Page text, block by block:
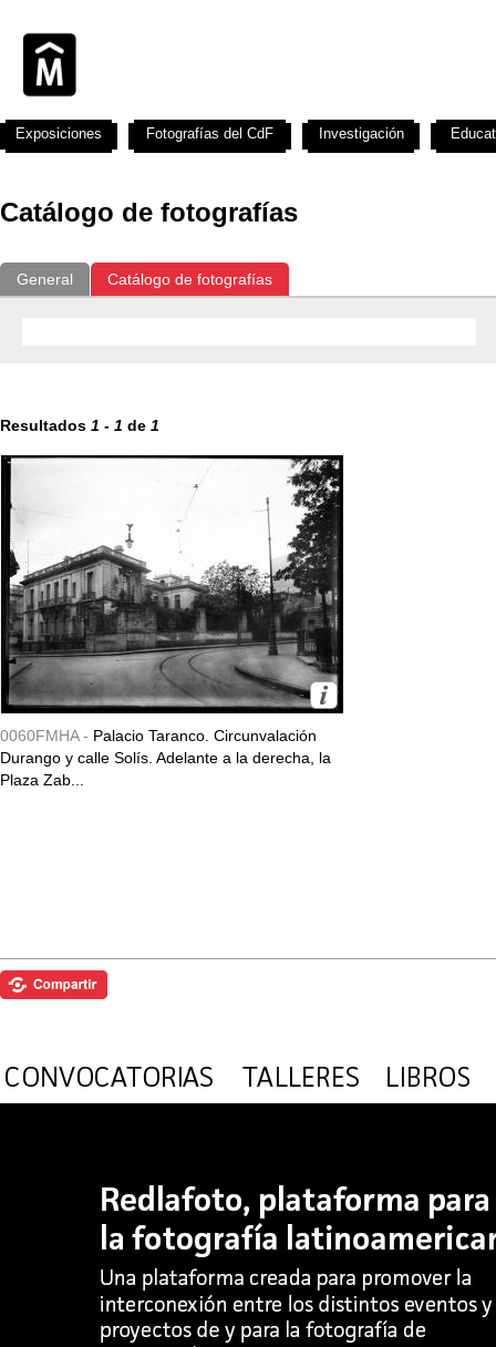
Catálogo de fotografías
General Catálogo de fotografías
Resultados 1 - 1 de 1
0060FMHA - Palacio Taranco. Circunvalación
Durango y calle Solís. Adelante a la derecha, la
Plaza Zab...
Exposiciones Fotografías del CdF Investigación